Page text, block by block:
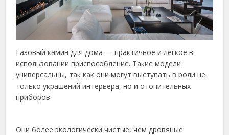
Газовый камин для дома — практичное и лёгкое в
использовании приспособление. Такие модели
универсальны, так как они могут выступать в роли не
только украшений интерьера, но и отопительных
приборов.
Они более экологически чистые, чем дровяные